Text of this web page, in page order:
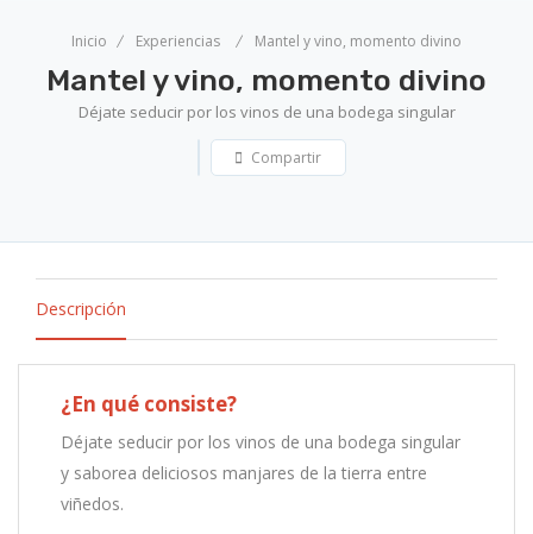
Inicio Experiencias Mantel y vino, momento divino
Mantel y vino, momento divino
Déjate seducir por los vinos de una bodega singular
Compartir
Descripción
¿En qué consiste?
Déjate seducir por los vinos de una bodega singular
y saborea deliciosos manjares de la tierra entre
viñedos.